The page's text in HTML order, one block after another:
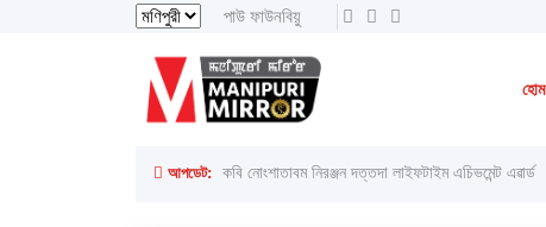
পাউ ফাউনবিয়ু
ইরাই, ৭ অগাস্ট ২০২৬ ইং
হোম
আপডেট: লাইরেল্লাকপম হেরামনিগী '' অতিয়াগী তেলেঙ্গা '' ফোঙখ্রে